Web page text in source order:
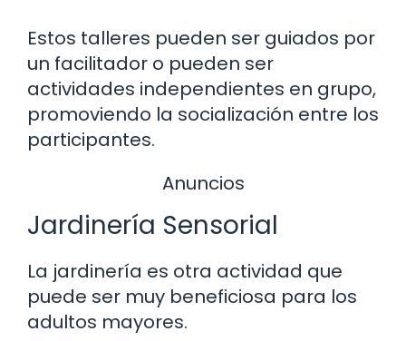
Estos talleres pueden ser guiados por
un facilitador o pueden ser
actividades independientes en grupo,
promoviendo la socialización entre los
participantes.
Anuncios
Jardinería Sensorial
La jardinería es otra actividad que
puede ser muy beneficiosa para los
adultos mayores.